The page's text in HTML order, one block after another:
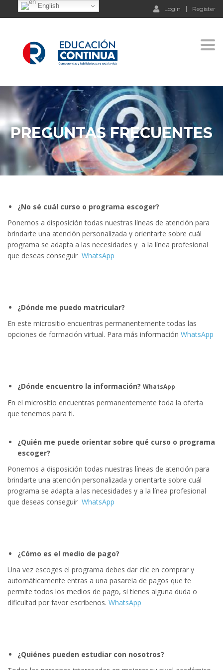
Login Register
PREGUNTAS FRECUENTES
¿No sé cuál curso o programa escoger?
Ponemos a disposición todas nuestras líneas de atención para
brindarte una atención personalizada y orientarte sobre cuál
programa se adapta a las necesidades y a la línea profesional
que deseas conseguir WhatsApp
¿Dónde me puedo matricular?
En este micrositio encuentras permanentemente todas las
opciones de formación virtual. Para más información WhatsApp
¿Dónde encuentro la información? WhatsApp
En el micrositio encuentras permanentemente toda la oferta
que tenemos para ti.
¿Quién me puede orientar sobre qué curso o programa
escoger?
Ponemos a disposición todas nuestras líneas de atención para
brindarte una atención personalizada y orientarte sobre cuál
programa se adapta a las necesidades y a la línea profesional
que deseas conseguir WhatsApp
¿Cómo es el medio de pago?
Una vez escoges el programa debes dar clic en comprar y
automáticamente entras a una pasarela de pagos que te
permite todos los medios de pago, si tienes alguna duda o
dificultad por favor escríbenos. WhatsApp
¿Quiénes pueden estudiar con nosotros?
English